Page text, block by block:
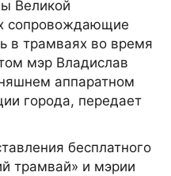
Великой
сопровождающие
в трамваях во время
мэр Владислав
аппаратном
города, передает
бесплатного
трамвай» и мэрии